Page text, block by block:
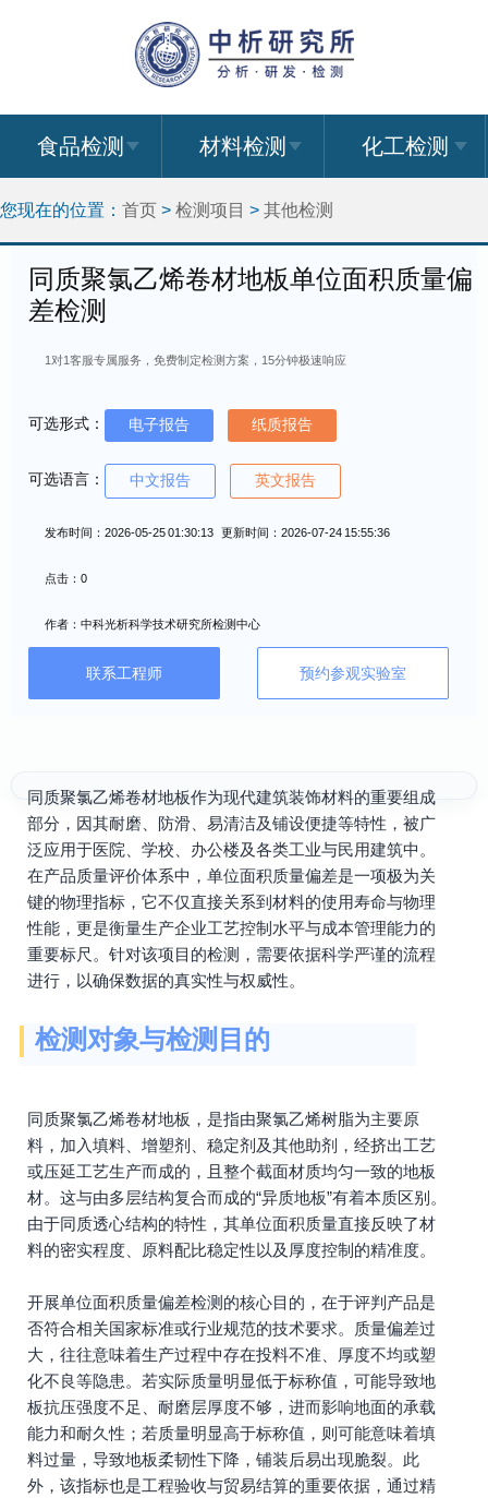
食品检测 材料检测 化工检测
您现在的位置： 首页 > 检测项目 > 其他检测
同质聚氯乙烯卷材地板单位面积质量偏
差检测
1对1客服专属服务，免费制定检测方案，15分钟极速响应
可选形式： 电子报告 纸质报告
可选语言： 中文报告 英文报告
发布时间：2026-05-25 01:30:13 更新时间：2026-07-24 15:55:36
点击：0
作者：中科光析科学技术研究所检测中心
联系工程师 预约参观实验室
同质聚氯乙烯卷材地板作为现代建筑装饰材料的重要组成
部分，因其耐磨、防滑、易清洁及铺设便捷等特性，被广
泛应用于医院、学校、办公楼及各类工业与民用建筑中。
在产品质量评价体系中，单位面积质量偏差是一项极为关
键的物理指标，它不仅直接关系到材料的使用寿命与物理
性能，更是衡量生产企业工艺控制水平与成本管理能力的
重要标尺。针对该项目的检测，需要依据科学严谨的流程
进行，以确保数据的真实性与权威性。
检测对象与检测目的
同质聚氯乙烯卷材地板，是指由聚氯乙烯树脂为主要原
料，加入填料、增塑剂、稳定剂及其他助剂，经挤出工艺
或压延工艺生产而成的，且整个截面材质均匀一致的地板
材。这与由多层结构复合而成的“异质地板”有着本质区别。
由于同质透心结构的特性，其单位面积质量直接反映了材
料的密实程度、原料配比稳定性以及厚度控制的精准度。
开展单位面积质量偏差检测的核心目的，在于评判产品是
否符合相关国家标准或行业规范的技术要求。质量偏差过
大，往往意味着生产过程中存在投料不准、厚度不均或塑
化不良等隐患。若实际质量明显低于标称值，可能导致地
板抗压强度不足、耐磨层厚度不够，进而影响地面的承载
能力和耐久性；若质量明显高于标称值，则可能意味着填
料过量，导致地板柔韧性下降，铺装后易出现脆裂。此
外，该指标也是工程验收与贸易结算的重要依据，通过精